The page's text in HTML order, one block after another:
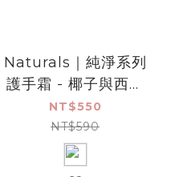
Naturals｜純淨系列
護手霜 - 椰子與西番
蓮果 80ml
NT$550
NT$590